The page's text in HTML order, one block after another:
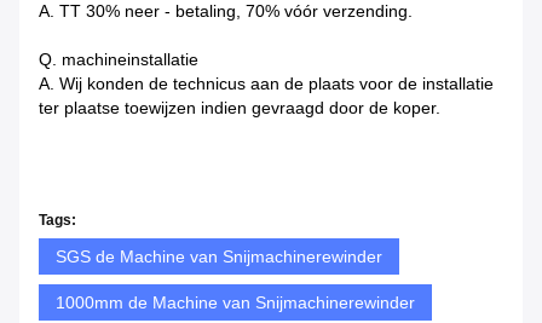
A. TT 30% neer - betaling, 70% vóór verzending.
Q. machineinstallatie
A. Wij konden de technicus aan de plaats voor de installatie
ter plaatse toewijzen indien gevraagd door de koper.
Tags:
SGS de Machine van Snijmachinerewinder
1000mm de Machine van Snijmachinerewinder